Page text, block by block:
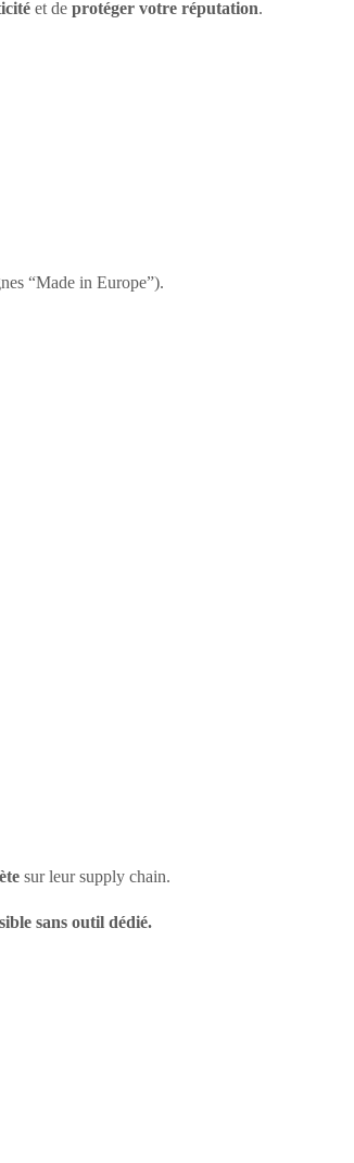
et de protéger votre réputation.
“Made in Europe”).
sur leur supply chain.
sans outil dédié.